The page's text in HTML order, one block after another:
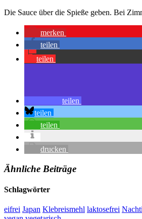
Die Sauce über die Spieße geben. Bei
merken
teilen
teilen
teilen
teilen
teilen
drucken
Ähnliche Beiträge
Schlagwörter
eifrei Japan Klebreismehl laktosefrei